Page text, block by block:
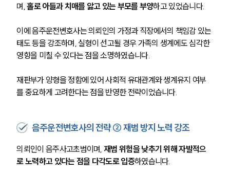
며, 홀로 아들과 치매를 앓고 있는 부모를 부양하고 있었습니다.
이에 음주운전변호사는 의뢰인의 가정과 직장에서의 책임감 있는
태도 등을 강조하며, 실형이 선고될 경우 가족의 생계에도 심각한
영향을 미칠 수 있다는 점을 소명하였습니다.
재판부가 양형을 정함에 있어 사회적 유대관계와 생계유지 여부
를 중요하게 고려한다는 점을 반영한 전략이었습니다.
음주운전변호사의 전략 ② 재범 방지 노력 강조
의뢰인이 음주사고초범이며, 재범 위험을 낮추기 위해 자발적으
로 노력하고 있다는 점을 다각도로 입증하였습니다.